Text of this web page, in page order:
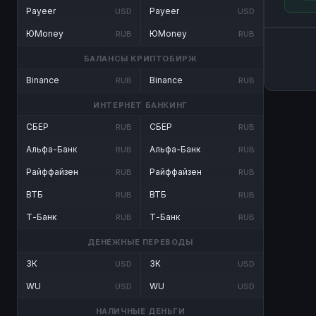
Payeer USD
ЮMoney RUB
Payeer USD
ЮMoney RUB
БАЛАНСЫ КРИПТОБИРЖ
Binance RUB Binance RUB
ИНТЕРНЕТ БАНКИНГ
СБЕР RUB
Альфа-Банк RUB
Райффайзен RUB
ВТБ RUB
Т-Банк RUB
СБЕР RUB
Альфа-Банк RUB
Райффайзен RUB
ВТБ RUB
Т-Банк RUB
ДЕНЕЖНЫЕ ПЕРЕВОДЫ
ЗК USD
WU USD
ЗК USD
WU USD
НАЛИЧНЫЕ ДЕНЬГИ